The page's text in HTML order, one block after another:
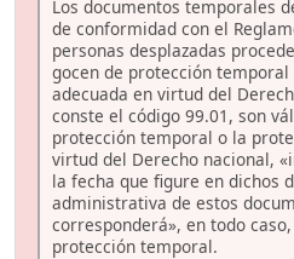
Los documentos temporales
de conformidad con el
personas desplazadas
gocen de protección
adecuada en virtud del
conste el código 99.01, son
protección temporal o la
virtud del Derecho nacional,
la fecha que figure en dichos
administrativa de estos
corresponderá», en todo
protección temporal.